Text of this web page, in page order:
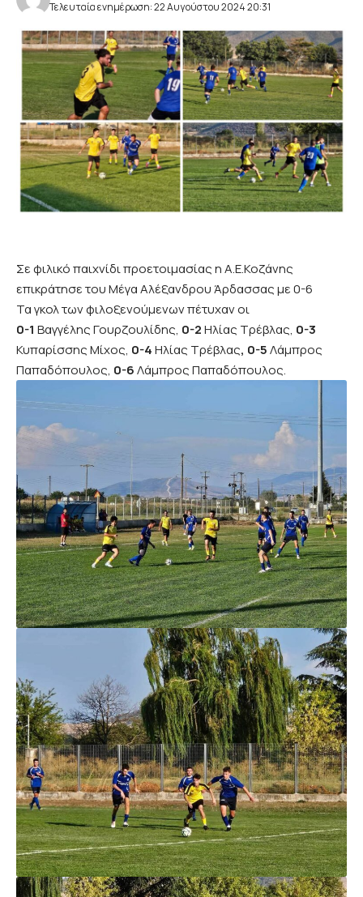
Τελευταία ενημέρωση: 22 Αυγούστου 2024 20:31
Σε φιλικό παιχνίδι προετοιμασίας η Α.Ε.Κοζάνης
επικράτησε του Μέγα Αλέξανδρου Άρδασσας με 0-6
Τα γκολ των φιλοξενούμενων πέτυχαν οι
0-1 Βαγγέλης Γουρζουλίδης, 0-2Ηλίας Τρέβλας, 0-3
Κυπαρίσσης Μίχος, 0-4Ηλίας Τρέβλας, 0-5Λάμπρος
Παπαδόπουλος, 0-6Λάμπρος Παπαδόπουλος.